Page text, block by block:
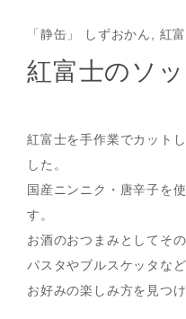
「静缶」 しずおかん, 紅
紅富士のソ
紅富士を手作業でカット
した。
国産ニンニク・唐辛子を
す。
お酒のおつまみとしてそ
パスタやブルスケッタな
お好みの楽しみ方を見つけ